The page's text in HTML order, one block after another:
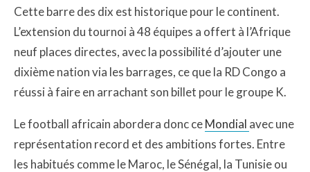
Cette barre des dix est historique pour le continent.
L’extension du tournoi à 48 équipes a offert à l’Afrique
neuf places directes, avec la possibilité d’ajouter une
dixième nation via les barrages, ce que la RD Congo a
réussi à faire en arrachant son billet pour le groupe K.
Le football africain abordera donc ceMondial avec une
représentation record et des ambitions fortes. Entre
les habitués comme le Maroc, le Sénégal, la Tunisie ou